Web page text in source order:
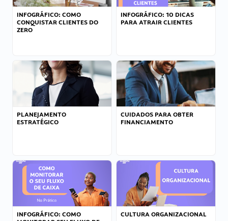
INFOGRÁFICO: COMO
CONQUISTAR CLIENTES DO
ZERO
INFOGRÁFICO: 10 DICAS
PARA ATRAIR CLIENTES
PLANEJAMENTO
ESTRATÉGICO
CUIDADOS PARA OBTER
FINANCIAMENTO
INFOGRÁFICO: COMO
CULTURA ORGANIZACIONAL